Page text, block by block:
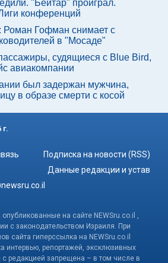
"Бейтар" проиграл.
конференций
Роман Гофман снимает с
в "Мосаде"
судящиеся с Blue Bird,
авиакомпании
был задержан мужчина,
в образе смерти с косой
г.
Подписка на новости (RSS)
Данные редакции и устав
на сайте NEWSru.co.il ,
с законодательством Израиля. При
сайта гиперссылка на NEWSru.co.il
интервью, репортажей, эксклюзивных
с редакцией запрещена – в том числе в